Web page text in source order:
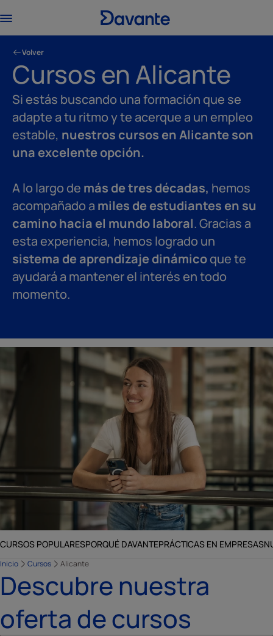
Volver
Cursos en Alicante
Si estás buscando una formación que se
adapte a tu ritmo y te acerque a un empleo
estable, nuestros cursos en Alicante son
una excelente opción.
A lo largo de más de tres décadas, hemos
acompañado a miles de estudiantes en su
camino hacia el mundo laboral. Gracias a
esta experiencia, hemos logrado un
sistema de aprendizaje dinámicoque te
ayudará a mantener el interés en todo
momento.
CURSOS POPULARESPORQUÉ DAVANTEPRÁCTICAS EN EMPRESAS
Inicio Cursos Alicante
Descubre nuestra
oferta de cursos